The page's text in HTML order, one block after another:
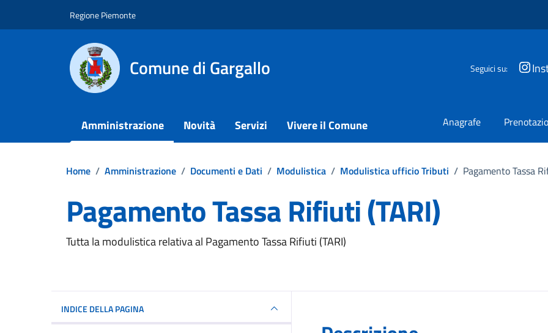
Regione Piemonte
Comune di Gargallo Seguici su:
Amministrazione Novità Servizi Vivere il Comune Anagrafe
Home / Amministrazione / Documenti e Dati / Modulistica / Modulistica ufficio Tributi / Pagamento Tassa
Pagamento Tassa Rifiuti (TARI)
Dettagli del documento
Tutta la modulistica relativa al Pagamento Tassa Rifiuti (TARI)
INDICE DELLA PAGINA